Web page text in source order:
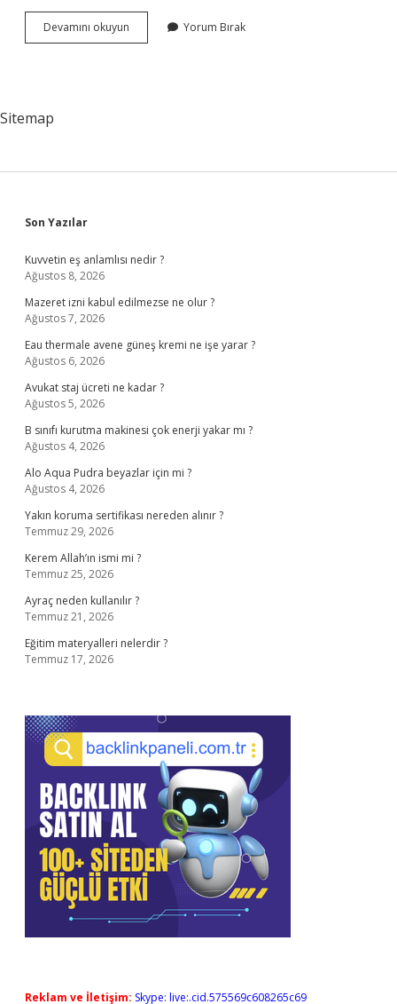
Devamını okuyun
Belirtileri
Yorum Bırak
Sitemap
Sidebar
Son Yazılar
Kuvvetin eş anlamlısı nedir ?
Ağustos 8, 2026
Mazeret izni kabul edilmezse ne olur ?
Ağustos 7, 2026
Eau thermale avene güneş kremi ne işe yarar ?
Ağustos 6, 2026
Avukat staj ücreti ne kadar ?
Ağustos 5, 2026
B sınıfı kurutma makinesi çok enerji yakar mı ?
Ağustos 4, 2026
Alo Aqua Pudra beyazlar için mi ?
Ağustos 4, 2026
Yakın koruma sertifikası nereden alınır ?
Temmuz 29, 2026
Kerem Allah’ın ismi mi ?
Temmuz 25, 2026
Ayraç neden kullanılır ?
Temmuz 21, 2026
Eğitim materyalleri nelerdir ?
Temmuz 17, 2026
Reklam ve İletişim: Skype: live:.cid.575569c608265c69